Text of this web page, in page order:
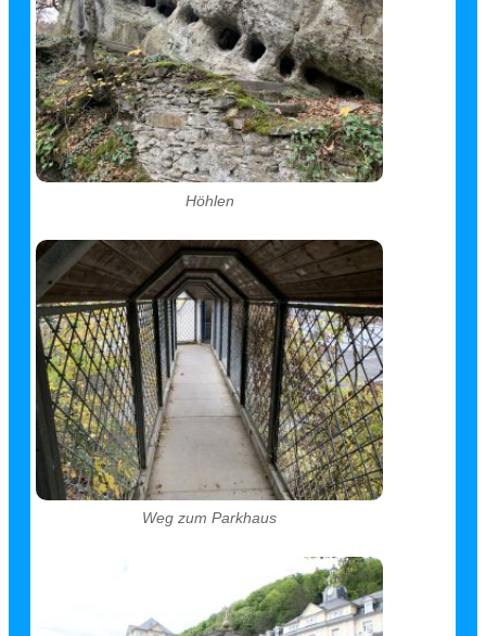
Höhlen
Weg zum Parkhaus